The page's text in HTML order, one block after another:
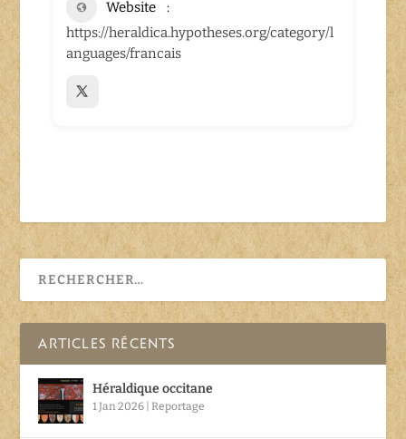
Website
https://heraldica.hypotheses.org/category/l
anguages/francais
ARTICLES RÉCENTS
Héraldique occitane
1 Jan 2026 |Reportage